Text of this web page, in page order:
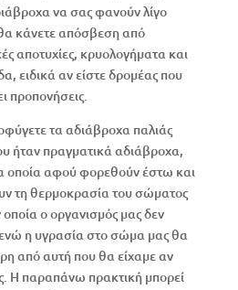
να σας φανούν λίγο
κάνετε απόσβεση από
αποτυχίες, κρυολογήματα και
ειδικά αν είστε δρομέας που
προπονήσεις.
τα αδιάβροχα παλιάς
ήταν πραγματικά αδιάβροχα,
οποία αφού φορεθούν έστω και
τη θερμοκρασία του σώματος
ο οργανισμός μας δεν
η υγρασία στο σώμα μας θα
από αυτή που θα είχαμε αν
Η παραπάνω πρακτική μπορεί